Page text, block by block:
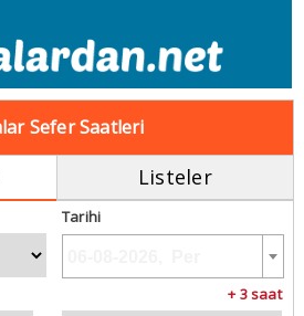
Sefer Saatleri
Listeler
Tarihi
+ 3 saat